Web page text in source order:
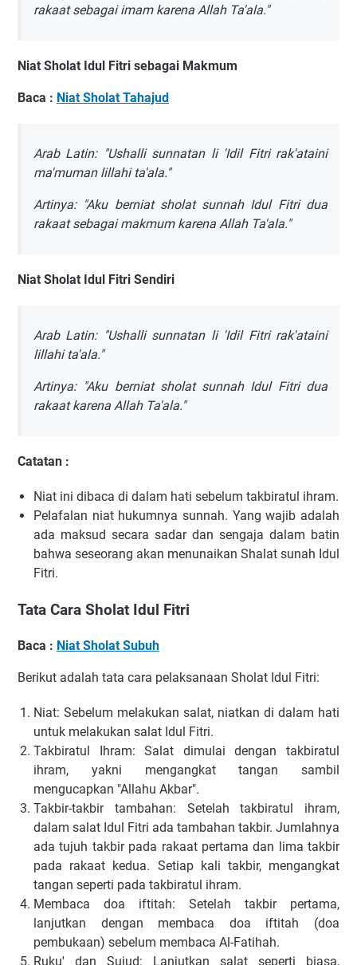
rakaat sebagai imam karena Allah Ta'ala."
Niat Sholat Idul Fitri sebagai Makmum
Baca : Niat Sholat Tahajud
Arab Latin: "Ushalli sunnatan li 'Idil Fitri rak'ataini
ma'muman lillahi ta'ala."
Artinya: "Aku berniat sholat sunnah Idul Fitri dua
rakaat sebagai makmum karena Allah Ta'ala."
Niat Sholat Idul Fitri Sendiri
Arab Latin: "Ushalli sunnatan li 'Idil Fitri rak'ataini
lillahi ta'ala."
Artinya: "Aku berniat sholat sunnah Idul Fitri dua
rakaat karena Allah Ta'ala."
Catatan :
Niat ini dibaca di dalam hati sebelum takbiratul ihram.
Pelafalan niat hukumnya sunnah. Yang wajib adalah
ada maksud secara sadar dan sengaja dalam batin
bahwa seseorang akan menunaikan Shalat sunah Idul
Fitri.
Tata Cara Sholat Idul Fitri
Baca : Niat Sholat Subuh
Berikut adalah tata cara pelaksanaan Sholat Idul Fitri:
Niat: Sebelum melakukan salat, niatkan di dalam hati
untuk melakukan salat Idul Fitri.
Takbiratul Ihram: Salat dimulai dengan takbiratul
ihram, yakni mengangkat tangan sambil
mengucapkan "Allahu Akbar".
Takbir-takbir tambahan: Setelah takbiratul ihram,
dalam salat Idul Fitri ada tambahan takbir. Jumlahnya
ada tujuh takbir pada rakaat pertama dan lima takbir
pada rakaat kedua. Setiap kali takbir, mengangkat
tangan seperti pada takbiratul ihram.
Membaca doa iftitah: Setelah takbir pertama,
lanjutkan dengan membaca doa iftitah (doa
pembukaan) sebelum membaca Al-Fatihah.
Ruku' dan Sujud: Lanjutkan salat seperti biasa,